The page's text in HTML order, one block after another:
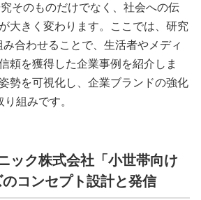
そのものだけでなく、社会への伝
大きく変わります。ここでは、研究
合わせることで、生活者やメディ
頼を獲得した企業事例を紹介しま
勢を可視化し、企業ブランドの強化
組みです。
ック株式会社「小世帯向け
コンセプト設計と発信